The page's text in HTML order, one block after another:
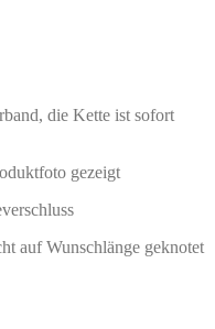
die Kette ist sofort
gezeigt
auf Wunschlänge geknotet